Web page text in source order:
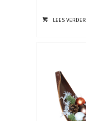
LEES VERDER